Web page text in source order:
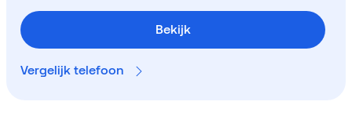
Bekijk
Vergelijk telefoon